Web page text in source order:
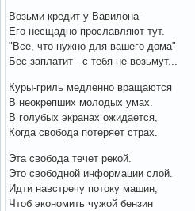
Возьми кредит у Вавилона -
Его несщадно прославляют тут.
"Все, что нужно для вашего дома"
Бес заплатит - с тебя не возьмут...
Куры-гриль медленно вращаются
В неокрепших молодых умах.
В голубых экранах ожидается,
Когда свобода потеряет страх.
Эта свобода течет рекой.
Это свободной информации слой.
Идти навстречу потоку машин,
Чтоб экономить чужой бензин